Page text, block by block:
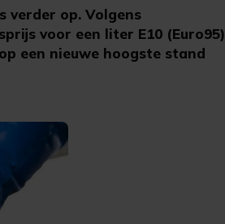
verder op. Volgens
voor een liter E10 (Euro95)
een nieuwe hoogste stand